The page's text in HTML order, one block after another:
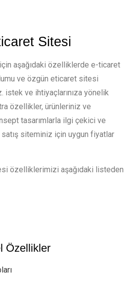
Sitesi
aşağıdaki özelliklerde e-ticaret
ve özgün eticaret sitesi
istek ve ihtiyaçlarınıza yönelik
özellikler, ürünleriniz ve
tasarımlarla ilgi çekici ve
satış siteminiz için uygun fiyatlar
özelliklerimizi aşağıdaki listeden
Özellikler